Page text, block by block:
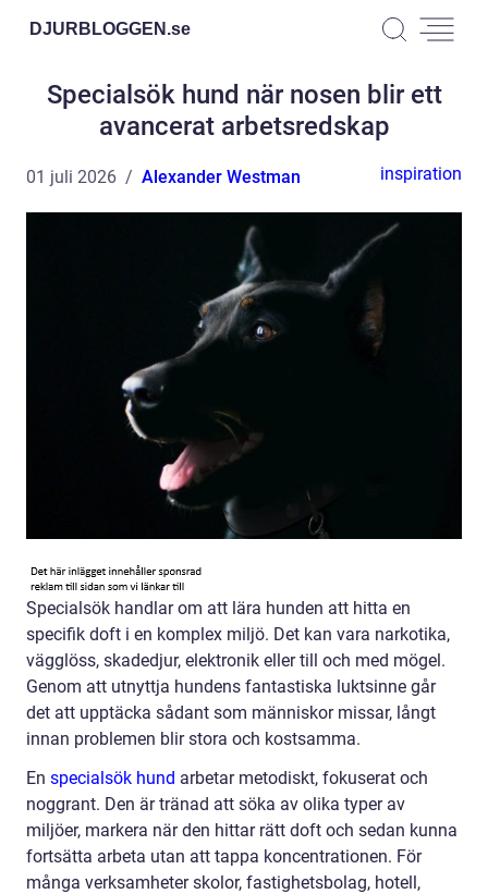
DJURBLOGGEN.se
Specialsök hund när nosen blir ett
avancerat arbetsredskap
01 juli 2026 Alexander Westman inspiration
Specialsök handlar om att lära hunden att hitta en
specifik doft i en komplex miljö. Det kan vara narkotika,
vägglöss, skadedjur, elektronik eller till och med mögel.
Genom att utnyttja hundens fantastiska luktsinne går
det att upptäcka sådant som människor missar, långt
innan problemen blir stora och kostsamma.
En specialsök hund arbetar metodiskt, fokuserat och
noggrant. Den är tränad att söka av olika typer av
miljöer, markera när den hittar rätt doft och sedan kunna
fortsätta arbeta utan att tappa koncentrationen. För
många verksamheter skolor, fastighetsbolag, hotell,